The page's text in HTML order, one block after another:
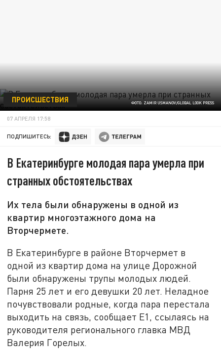
ФОТО: ZAMIR USMANOV/GLOBAL LOOK PRESS
ПРОИСШЕСТВИЯ
07 АПРЕЛЯ 17:58
ПОДПИШИТЕСЬ:
В Екатеринбурге молодая пара умерла при
странных обстоятельствах
Их тела были обнаружены в одной из
квартир многоэтажного дома на
Вторчермете.
В Екатеринбурге в районе Вторчермет в
одной из квартир дома на улице Дорожной
были обнаружены трупы молодых людей.
Парня 25 лет и его девушки 20 лет. Неладное
почувствовали родные, когда пара перестала
выходить на связь, сообщает Е1, ссылаясь на
руководителя регионального главка МВД
Валерия Горелых.